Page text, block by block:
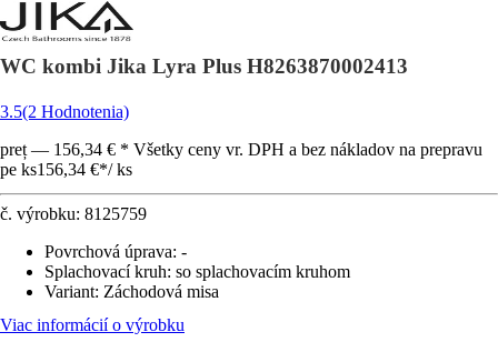
WC kombi Jika Lyra Plus H8263870002413
3.5(2 Hodnotenia)
preț — 156,34 € * Všetky ceny vr. DPH a bez nákladov na prepravu
pe ks156,34 €*/ ks
č. výrobku: 8125759
Povrchová úprava: -
Splachovací kruh: so splachovacím kruhom
Variant: Záchodová misa
Viac informácií o výrobku